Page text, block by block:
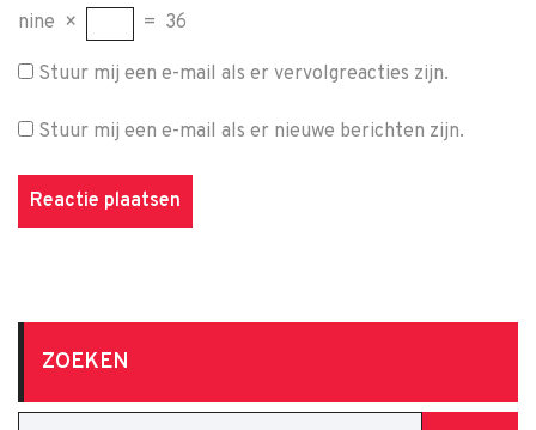
nine × = 36
Stuur mij een e-mail als er vervolgreacties zijn.
Stuur mij een e-mail als er nieuwe berichten zijn.
ZOEKEN